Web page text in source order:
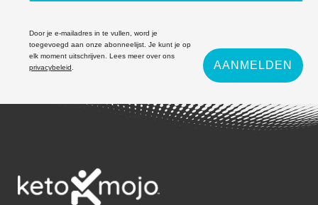
Door je e-mailadres in te vullen, word je
toegevoegd aan onze abonneelijst. Je kunt je op
elk moment uitschrijven. Lees meer over ons
privacybeleid
AANMELDEN